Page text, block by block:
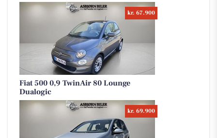
kr. 67.900
Fiat 500 0,9 TwinAir 80 Lounge
Dualogic
kr. 69.900